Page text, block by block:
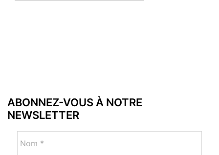
ABONNEZ-VOUS À NOTRE
NEWSLETTER